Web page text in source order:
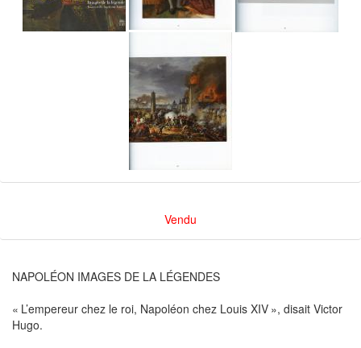
Vendu
NAPOLÉON IMAGES DE LA LÉGENDES
« L’empereur chez le roi, Napoléon chez Louis XIV », disait Victor
Hugo.